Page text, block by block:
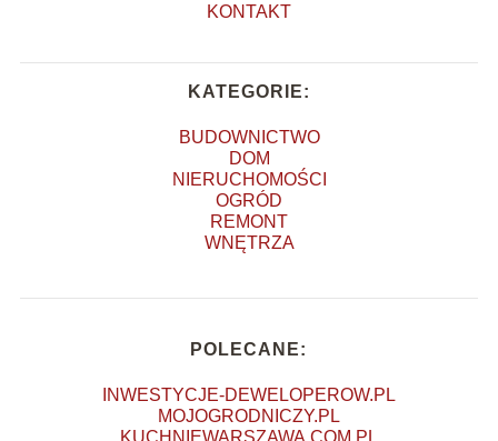
KONTAKT
KATEGORIE:
BUDOWNICTWO
DOM
NIERUCHOMOŚCI
OGRÓD
REMONT
WNĘTRZA
POLECANE:
INWESTYCJE-DEWELOPEROW.PL
MOJOGRODNICZY.PL